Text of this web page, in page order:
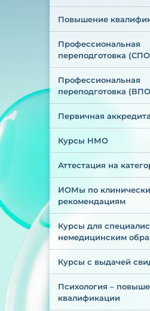
Повышение
Профессиональная
переподготовка
Профессиональная
переподготовка
Первичная
Курсы НМО
Аттестация на
ИОМы по
рекомендациям
Курсы для
немедицинским
Курсы с выдачей
Психология –
квалификации